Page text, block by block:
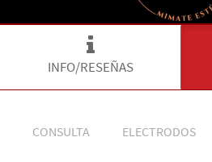
INFO/RESEÑAS
CONSULTA ELECTRODOS